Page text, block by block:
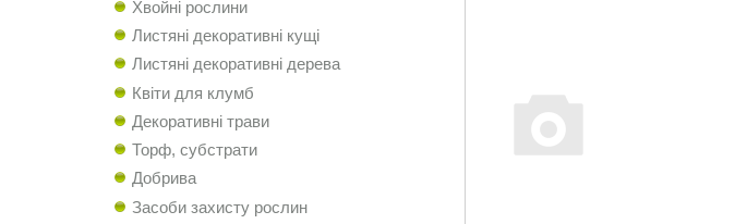
Хвойні рослини
Листяні декоративні кущі
Листяні декоративні дерева
Квіти для клумб
Декоративні трави
Торф, субстрати
Добрива
Засоби захисту рослин